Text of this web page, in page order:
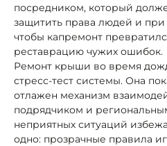
посредником, который
защитить права людей и при
чтобы капремонт
реставрацию чужих ошибок.
Ремонт крыши во время
стресс-тест системы. Она
отлажен механизм
подрядчиком и
неприятных ситуаций
одно: прозрачные правила